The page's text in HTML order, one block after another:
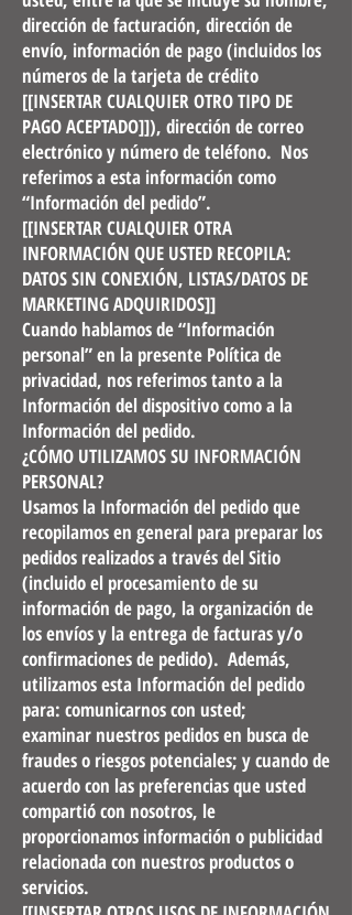
dirección de facturación, dirección de
envío, información de pago (incluidos los
números de la tarjeta de crédito
[[INSERTAR CUALQUIER OTRO TIPO DE
PAGO ACEPTADO]]), dirección de correo
electrónico y número de teléfono. Nos
referimos a esta información como
“Información del pedido”.
[[INSERTAR CUALQUIER OTRA
INFORMACIÓN QUE USTED RECOPILA:
DATOS SIN CONEXIÓN, LISTAS/DATOS DE
MARKETING ADQUIRIDOS]]
Cuando hablamos de “Información
personal” en la presente Política de
privacidad, nos referimos tanto a la
Información del dispositivo como a la
Información del pedido.
¿CÓMO UTILIZAMOS SU INFORMACIÓN
PERSONAL?
Usamos la Información del pedido que
recopilamos en general para preparar los
pedidos realizados a través del Sitio
(incluido el procesamiento de su
información de pago, la organización de
los envíos y la entrega de facturas y/o
confirmaciones de pedido). Además,
utilizamos esta Información del pedido
para: comunicarnos con usted;
examinar nuestros pedidos en busca de
fraudes o riesgos potenciales; y cuando de
acuerdo con las preferencias que usted
compartió con nosotros, le
proporcionamos información o publicidad
relacionada con nuestros productos o
servicios.